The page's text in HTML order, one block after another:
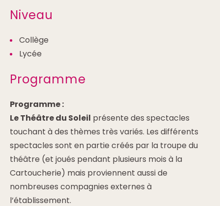
Niveau
Collège
Lycée
Programme
Programme :
Le Théâtre du Soleil présente des spectacles
touchant à des thèmes très variés. Les différents
spectacles sont en partie créés par la troupe du
théâtre (et joués pendant plusieurs mois à la
Cartoucherie) mais proviennent aussi de
nombreuses compagnies externes à
l’établissement.